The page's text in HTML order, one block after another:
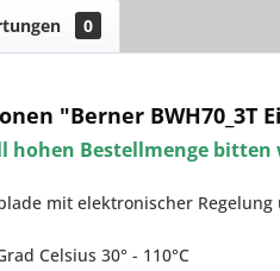
0
"Berner BWH70_3T
Bestellmenge bitten
mit elektronischer Regelung
Celsius 30° - 110°C